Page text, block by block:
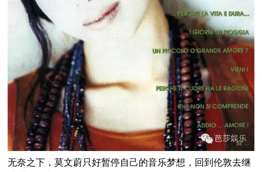
无奈之下，莫文蔚只好暂停自己的音乐梦想，回到伦敦去继